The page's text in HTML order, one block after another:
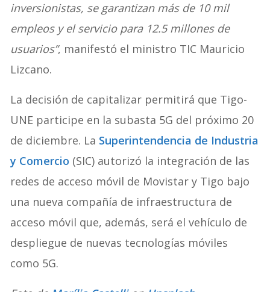
inversionistas, se garantizan más de 10 mil
empleos y el servicio para 12.5 millones de
usuarios”, manifestó el ministro TIC Mauricio
Lizcano.
La decisión de capitalizar permitirá que Tigo-
UNE participe en la subasta 5G del próximo 20
de diciembre. La Superintendencia de Industria
y Comercio (SIC) autorizó la integración de las
redes de acceso móvil de Movistar y Tigo bajo
una nueva compañía de infraestructura de
acceso móvil que, además, será el vehículo de
despliegue de nuevas tecnologías móviles
como 5G.